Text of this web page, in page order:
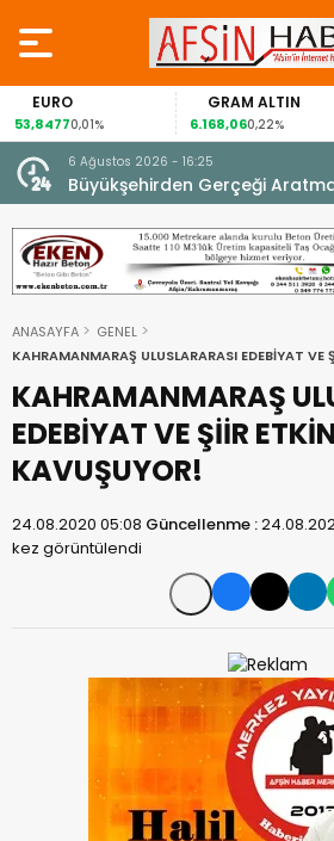
GRAM ALTIN
6.168,06
FAİZ
42,31
6 Ağustos 2026 - 16:25
Büyükşehirden Gerçeği
Kurtarma Tatbikatı.
ANASAYFA
GENEL
KAHRAMANMARAŞ ULUSLARARASI EDEBİYAT VE ŞİİR ETKİNLİĞİNE
KAHRAMANMARAŞ
EDEBİYAT VE ŞİİR
KAVUŞUYOR!
24.08.2020 05:08 Güncellenme :
kez görüntülendi